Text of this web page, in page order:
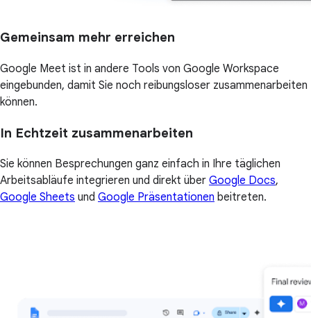
Gemeinsam mehr erreichen
Google Meet ist in andere Tools von Google Workspace
eingebunden, damit Sie noch reibungsloser zusammenarbeiten
können.
In Echtzeit zusammenarbeiten
Sie können Besprechungen ganz einfach in Ihre täglichen
Arbeitsabläufe integrieren und direkt über Google Docs,
Google Sheets und Google Präsentationen beitreten.